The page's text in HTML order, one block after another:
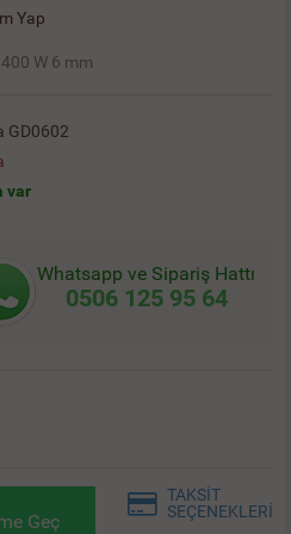
Yap
W 6 mm
GD0602
var
Whatsapp ve Sipariş Hattı
0506 125 95 64
Geç
TAKSİT
SEÇENEKLERİ